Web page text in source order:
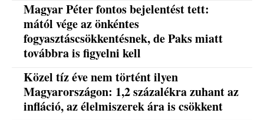
Magyar Péter fontos bejelentést tett:
mától vége az önkéntes
fogyasztáscsökkentésnek, de Paks miatt
továbbra is figyelni kell
Közel tíz éve nem történt ilyen
Magyarországon: 1,2 százalékra zuhant az
infláció, az élelmiszerek ára is csökkent